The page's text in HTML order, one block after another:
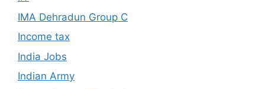
IMA Dehradun Group C
Income tax
India Jobs
Indian Army